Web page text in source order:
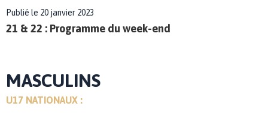
Publié le 20 janvier 2023
21 & 22 : Programme du week-end
MASCULINS
U17 NATIONAUX :